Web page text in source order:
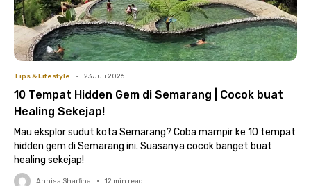
Tips & Lifestyle • 23 Juli 2026
10 Tempat Hidden Gem di Semarang | Cocok buat
Healing Sekejap!
Mau eksplor sudut kota Semarang? Coba mampir ke 10 tempat
hidden gem di Semarang ini. Suasanya cocok banget buat
healing sekejap!
Annisa Sharfina • 12 min read